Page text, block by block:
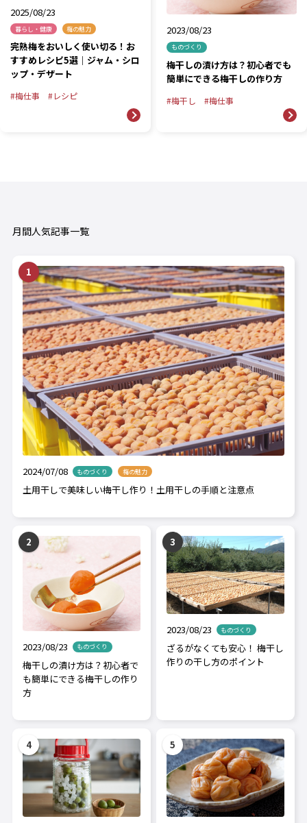
2025/08/23
暮らし・健康 梅の魅力
完熟梅をおいしく使い切る！お
すすめレシピ5選｜ジャム・シロ
ップ・デザート
梅仕事 レシピ
2023/08/23
ものづくり
梅干しの漬け方は？初心者でも
簡単にできる梅干しの作り方
梅干し 梅仕事
月間人気記事一覧
2024/07/08 ものづくり 梅の魅力
土用干しで美味しい梅干し作り！土用干しの手順と注意点
2023/08/23 ものづくり
梅干しの漬け方は？初心者で
も簡単にできる梅干しの作り
方
2023/08/23 ものづくり
ざるがなくても安心！ 梅干し
作りの干し方のポイント